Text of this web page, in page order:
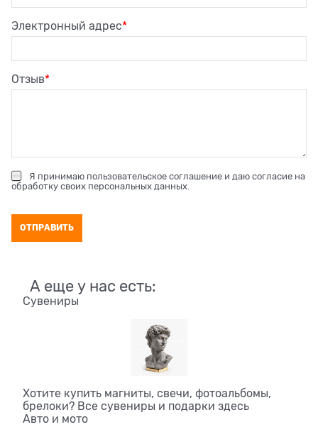
Электронный адрес
Отзыв
Я принимаю пользовательское соглашение и даю согласие на
обработку своих персональных данных
А еще у нас есть:
Сувениры
Хотите купить магниты, свечи, фотоальбомы,
брелоки? Все сувениры и подарки здесь
Авто и мото